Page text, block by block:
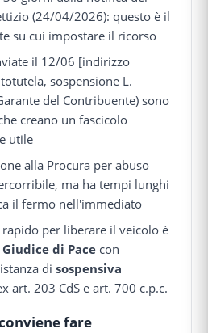
(24/04/2026): questo è il
su cui impostare il ricorso
il 12/06 [indirizzo
sospensione L.
del Contribuente) sono
creano un fascicolo
utile
alla Procura per abuso
ma ha tempi lunghi
il fermo nell'immediato
rapido per liberare il veicolo è
di Pace con
disospensiva
art. 203 CdS e art. 700 c.p.c.
fare